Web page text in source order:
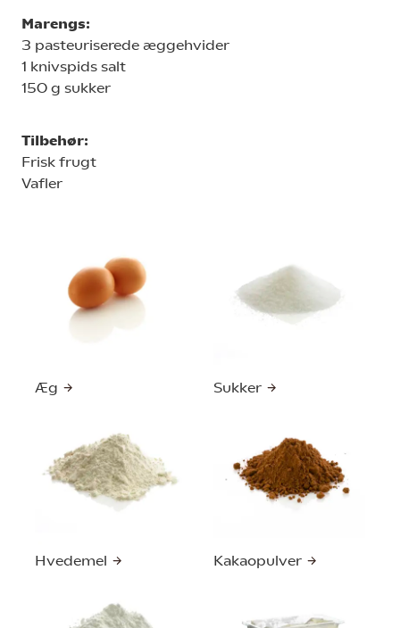
Marengs:
3 pasteuriserede æggehvider
1 knivspids salt
150 g sukker
Tilbehør:
Frisk frugt
Vafler
Æg Sukker
Hvedemel Kakaopulver